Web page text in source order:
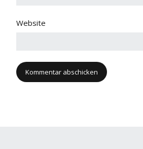
Website